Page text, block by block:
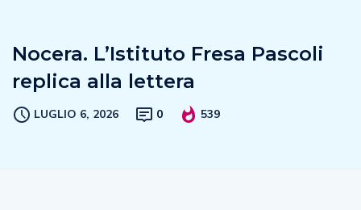
Nocera. L’Istituto Fresa Pascoli
replica alla lettera
LUGLIO 6, 2026 0 539